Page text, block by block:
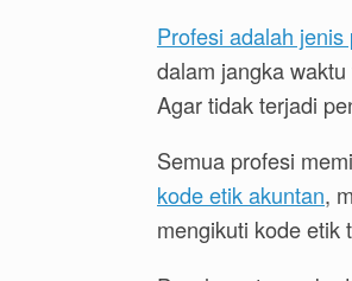
Profesi adalah jenis
dalam jangka
Agar tidak terjadi
Semua profesi
kode etik akuntan,
mengikuti kode etik